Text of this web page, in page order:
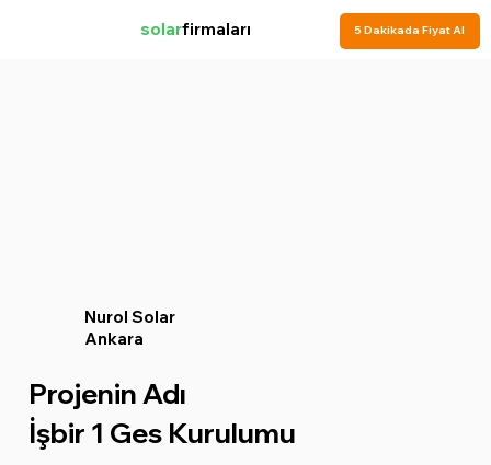
solarfirmaları 5 Dakikada Fiyat Al
Nurol Solar
Ankara
Projenin Adı
İşbir 1 Ges Kurulumu